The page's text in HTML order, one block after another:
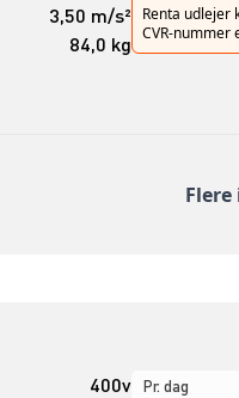
3,50 m/s²
84,0 kg
Renta udlejer
CVR-nummer
400v
Pr. dag